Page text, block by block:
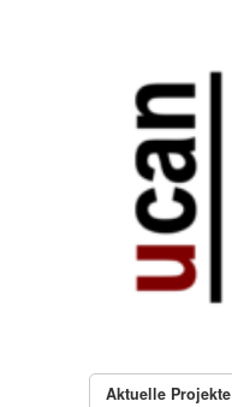
Aktuelle Projekte